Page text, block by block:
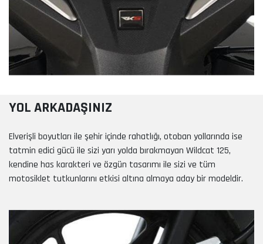
YOL ARKADAŞINIZ
Elverişli boyutları ile şehir içinde rahatlığı, otoban yollarında ise
tatmin edici gücü ile sizi yarı yolda bırakmayan Wildcat 125,
kendine has karakteri ve özgün tasarımı ile sizi ve tüm
motosiklet tutkunlarını etkisi altına almaya aday bir modeldir.